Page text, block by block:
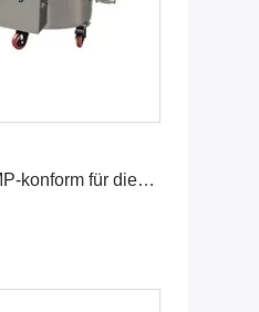
konform für die